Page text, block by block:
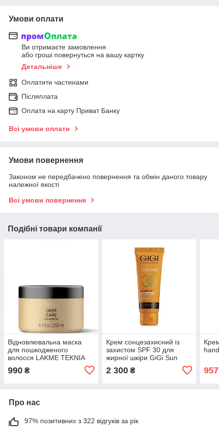
Умови оплати
Ви отримаєте замовлення
або гроші повернуться на вашу картку
Детальніше
Оплатити частинами
Післяплата
Оплата на карту Приват Банку
Всі умови оплати
Умови повернення
Законом не передбачено повернення та обмін даного товару
належної якості
Всі умови повернення
Подібні товари компанії
Відновлювальна маска
для пошкодженого
волосся LAKME TEKNIA
DEEP CARE TREATMENT
250 мл
990 ₴
Крем сонцезахисний із
захистом SPF 30 для
жирної шкіри GiGi Sun
Care Daily Protector SPF
30 75 мл
2 300₴
Про нас
97% позитивних з 322 відгуків за рік